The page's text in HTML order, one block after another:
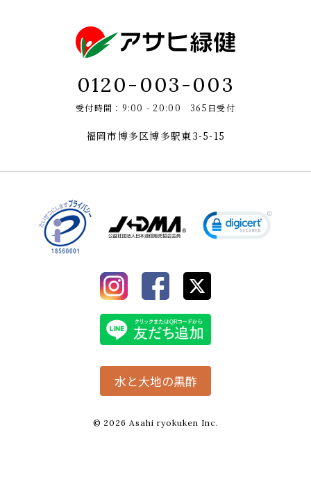
0120-003-003
受付時間：9:00 - 20:00 365日受付
福岡市博多区博多駅東3-5-15
水と大地の黒酢
© 2026 Asahi ryokuken Inc.